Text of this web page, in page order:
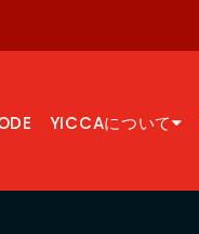
YICCAについて